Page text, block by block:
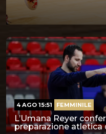
L’Umana Reyer
preparazione atletica
4 AGO 15:51 FEMMINILE